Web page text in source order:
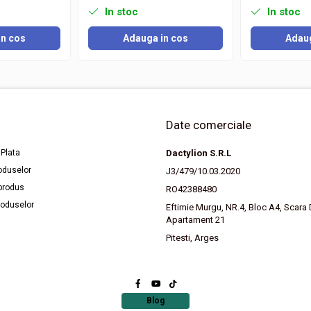
selectarea modului preferat de afisare. Alarma sonora integrata te ajuta sa
birou, raft sau mobilier. Poate fi asezat pe suportul rabatabil incorporat
functionarea fara cabluri si amplasarea oriunde este necesar. Consumul
cos
In stoc
Adauga in cos
In stoc
Date comerciale
Dactylion S.R.L
J3/479/10.03.2020
RO42388480
Eftimie Murgu, NR.4, Bloc A4, Scara
Apartament 21
Pitesti, Arges
Blog